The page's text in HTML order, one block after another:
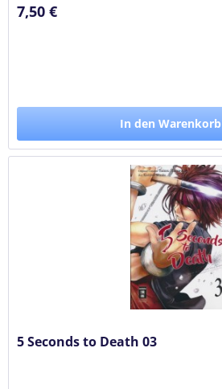
7,50 €
In den Warenkorb
5 Seconds to Death 03